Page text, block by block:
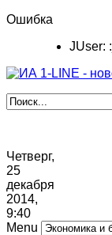
Ошибка
JUser:
Четверг,
25
декабря
2014,
9:40
Menu